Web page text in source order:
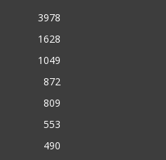
3978
1628
1049
872
809
553
490